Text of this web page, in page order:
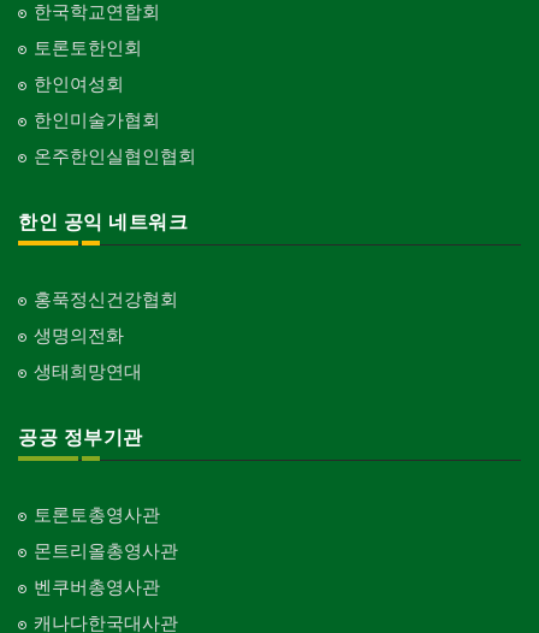
한국학교연합회
토론토한인회
한인여성회
한인미술가협회
온주한인실협인협회
한인 공익 네트워크
홍푹정신건강협회
생명의전화
생태희망연대
공공 정부기관
토론토총영사관
몬트리올총영사관
벤쿠버총영사관
캐나다한국대사관